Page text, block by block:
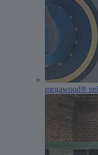
megawood®